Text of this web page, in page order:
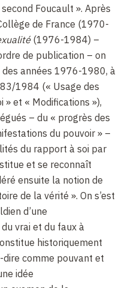
Foucault ». Après
de France (1970-
(1976-1984) –
de publication – on
des années 1976-1980, à
1984 (« Usage des
» et « Modifications »),
– du « progrès des
du pouvoir » –
du rapport à soi par
et se reconnaît
ensuite la notion de
de la vérité ». On s’est
d’une
vrai et du faux à
historiquement
dire comme pouvant et
idée